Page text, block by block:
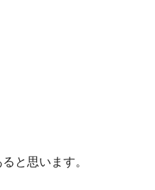
と思います。